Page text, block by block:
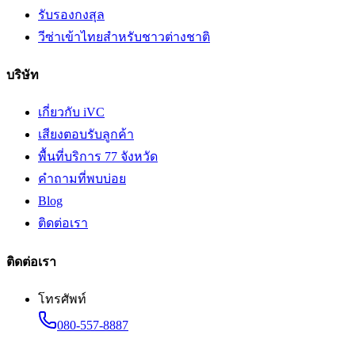
รับรองกงสุล
วีซ่าเข้าไทยสำหรับชาวต่างชาติ
บริษัท
เกี่ยวกับ iVC
เสียงตอบรับลูกค้า
พื้นที่บริการ 77 จังหวัด
คำถามที่พบบ่อย
Blog
ติดต่อเรา
ติดต่อเรา
โทรศัพท์
080-557-8887